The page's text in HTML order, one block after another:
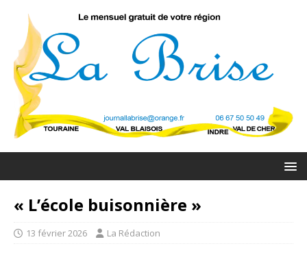
« L’école buisonnière »
13 février 2026 La Rédaction